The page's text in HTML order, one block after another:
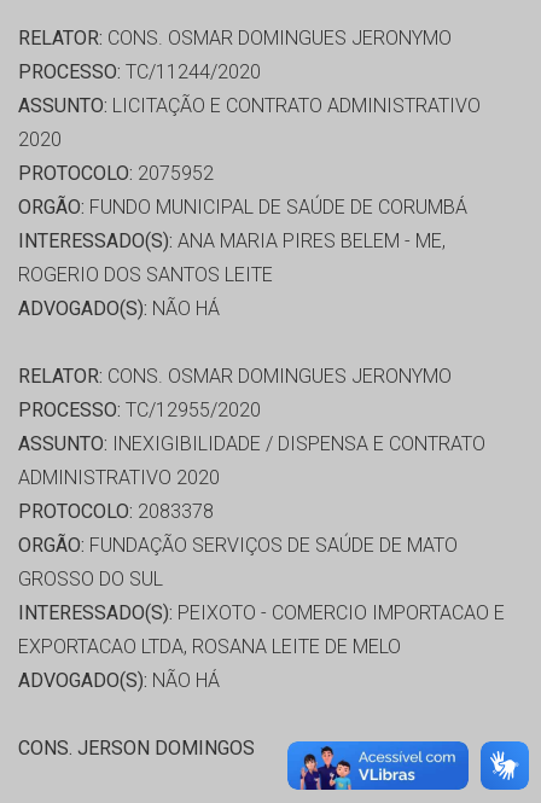
RELATOR: CONS. OSMAR DOMINGUES JERONYMO
PROCESSO: TC/11244/2020
ASSUNTO: LICITAÇÃO E CONTRATO ADMINISTRATIVO
2020
PROTOCOLO: 2075952
ORGÃO: FUNDO MUNICIPAL DE SAÚDE DE CORUMBÁ
INTERESSADO(S): ANA MARIA PIRES BELEM - ME,
ROGERIO DOS SANTOS LEITE
ADVOGADO(S): NÃO HÁ
RELATOR: CONS. OSMAR DOMINGUES JERONYMO
PROCESSO: TC/12955/2020
ASSUNTO: INEXIGIBILIDADE / DISPENSA E CONTRATO
ADMINISTRATIVO 2020
PROTOCOLO: 2083378
ORGÃO: FUNDAÇÃO SERVIÇOS DE SAÚDE DE MATO
GROSSO DO SUL
INTERESSADO(S): PEIXOTO - COMERCIO IMPORTACAO E
EXPORTACAO LTDA, ROSANA LEITE DE MELO
ADVOGADO(S): NÃO HÁ
CONS. JERSON DOMINGOS